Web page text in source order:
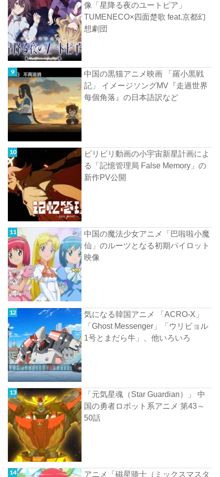
像「星降る夜のユートピア」
TUMENECO×四面楚歌 feat.京都幻
想劇団
中国の黒猫アニメ映画 「羅小黒戦
記」 イメージソングMV『走過世界
每個角落』の日本語訳など
ビリビリ動画の小宇宙新星計画によ
る「記憶管理局 False Memory」の
新作PV公開
中国の魔法少女アニメ「巴啦啦小魔
仙」のルーツとなる初期パイロット
映像
気になる韓国アニメ 「ACRO-X」
「Ghost Messenger」「ウリビョル
1号とまだら牛」、他いろいろ
「元気星魂（Star Guardian）」 中
国の勇者ロボット系アニメ 第43～
50話
アニメ「磁星骑士（ミックスマスタ